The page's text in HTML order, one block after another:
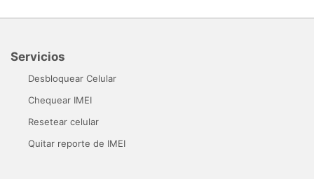
Servicios
Desbloquear Celular
Chequear IMEI
Resetear celular
Quitar reporte de IMEI